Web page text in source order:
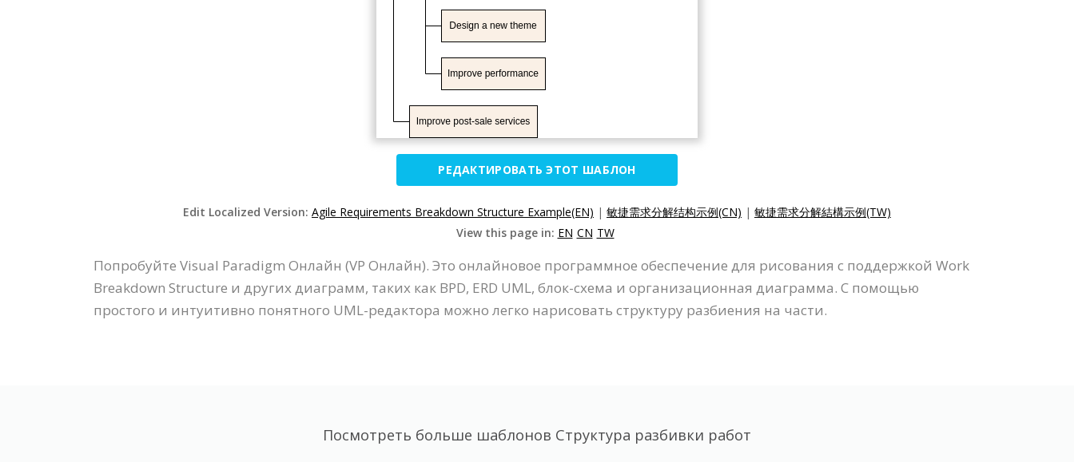
РЕДАКТИРОВАТЬ ЭТОТ ШАБЛОН
Edit Localized Version: Agile Requirements Breakdown Structure Example(EN) | 敏捷需求分解结构示例(CN) | 敏捷需求分解結構示例(TW)
View this page in: EN CN TW
Попробуйте Visual Paradigm Онлайн (VP Онлайн). Это онлайновое программное обеспечение для рисования с поддержкой Work
Breakdown Structure и других диаграмм, таких как BPD, ERD UML, блок-схема и организационная диаграмма. С помощью
простого и интуитивно понятного UML-редактора можно легко нарисовать структуру разбиения на части.
Посмотреть больше шаблонов Структура разбивки работ